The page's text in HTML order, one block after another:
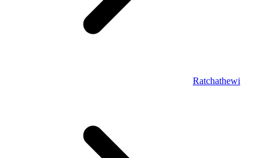
Ratchathewi